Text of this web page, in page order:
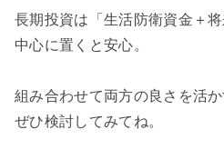
長期投資は「生活防衛資金＋
中心に置くと安心。
組み合わせて両方の良さを活
ぜひ検討してみてね。